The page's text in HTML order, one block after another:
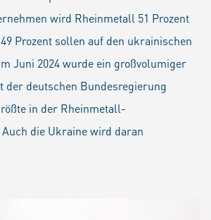
wird Rheinmetall 51 Prozent
Prozent sollen auf den ukrainischen
Juni 2024 wurde ein großvolumiger
der deutschen Bundesregierung
in der Rheinmetall-
die Ukraine wird daran